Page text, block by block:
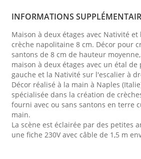
INFORMATIONS
Maison à deux étages avec Nativité
crèche napolitaine 8 cm. Décor pour
santons de 8 cm de hauteur
maison à deux étages avec un étal
gauche et la Nativité sur l'escalier à
Décor réalisé à la main à Naples
spécialisée dans la création de
fourni avec ou sans santons en terre
main.
La scène est éclairée par des petites
une fiche 230V avec câble de 1,5 m